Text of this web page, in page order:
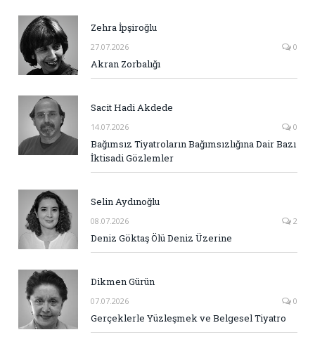
Zehra İpşiroğlu
27.07.2026 0
Akran Zorbalığı
Sacit Hadi Akdede
14.07.2026 0
Bağımsız Tiyatroların Bağımsızlığına Dair Bazı
İktisadi Gözlemler
Selin Aydınoğlu
08.07.2026 2
Deniz Göktaş Ölü Deniz Üzerine
Dikmen Gürün
07.07.2026 0
Gerçeklerle Yüzleşmek ve Belgesel Tiyatro